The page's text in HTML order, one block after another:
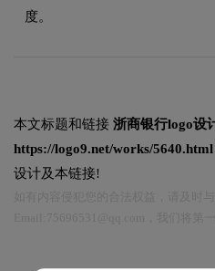
度。
本文标题和链接 浙商银行logo设
https://logo9.net/works/5640.html
设计及本链接!